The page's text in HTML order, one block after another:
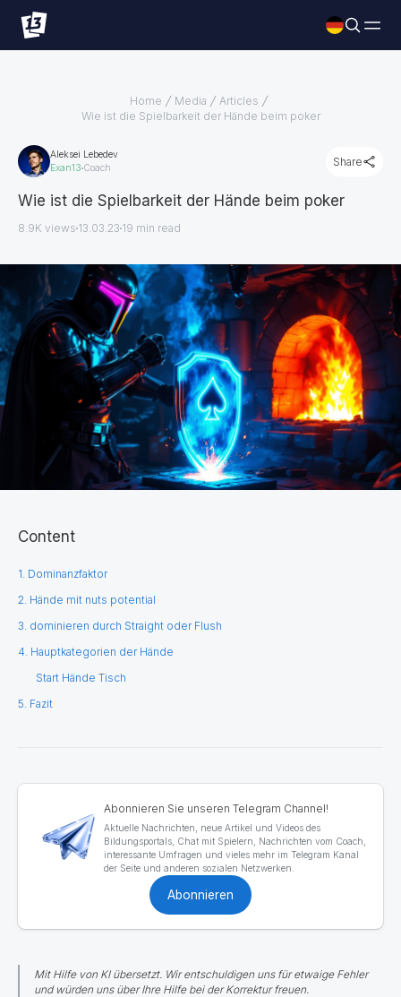
Home Media
Articles
Wie ist die Spielbarkeit der Hände beim poker
Aleksei Lebedev
Exan13 Coach Share
Wie ist die Spielbarkeit der Hände beim poker
8.9K views 13.03.23 19 min read
Content
1. Dominanzfaktor
2. Hände mit nuts potential
3. dominieren durch Straight oder Flush
4. Hauptkategorien der Hände
Start Hände Tisch
5. Fazit
Abonnieren Sie unseren Telegram Channel!
Aktuelle Nachrichten, neue Artikel und Videos des
Bildungsportals, Chat mit Spielern, Nachrichten vom Coach,
interessante Umfragen und vieles mehr im Telegram Kanal
der Seite und anderen sozialen Netzwerken.
Abonnieren
Mit Hilfe von KI übersetzt. Wir entschuldigen uns für etwaige Fehler
und würden uns über Ihre Hilfe bei der Korrektur freuen.